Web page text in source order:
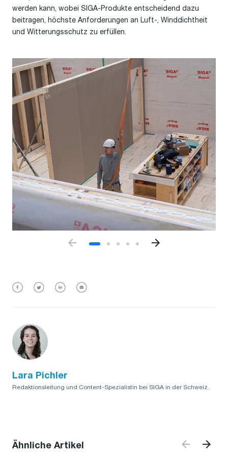
werden kann, wobei SIGA-Produkte entscheidend dazu
beitragen, höchste Anforderungen an Luft-, Winddichtheit
und Witterungsschutz zu erfüllen.
Lara Pichler
Redaktionsleitung und Content-Spezialistin bei SIGA in der Schweiz.
Ähnliche Artikel